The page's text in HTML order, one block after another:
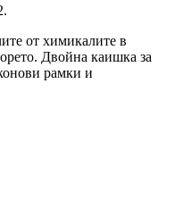
от химикалите в
Двойна каишка за
рамки и